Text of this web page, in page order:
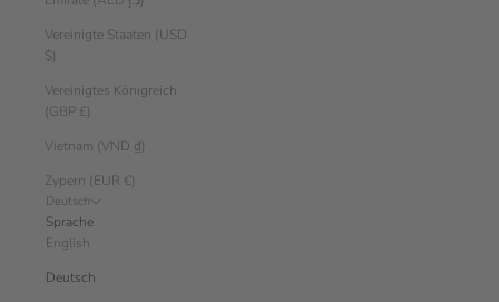
Vereinigte Staaten (USD
$)
Vereinigtes Königreich
(GBP £)
Vietnam (VND ₫)
Zypern (EUR €)
Deutsch
Sprache
English
Deutsch